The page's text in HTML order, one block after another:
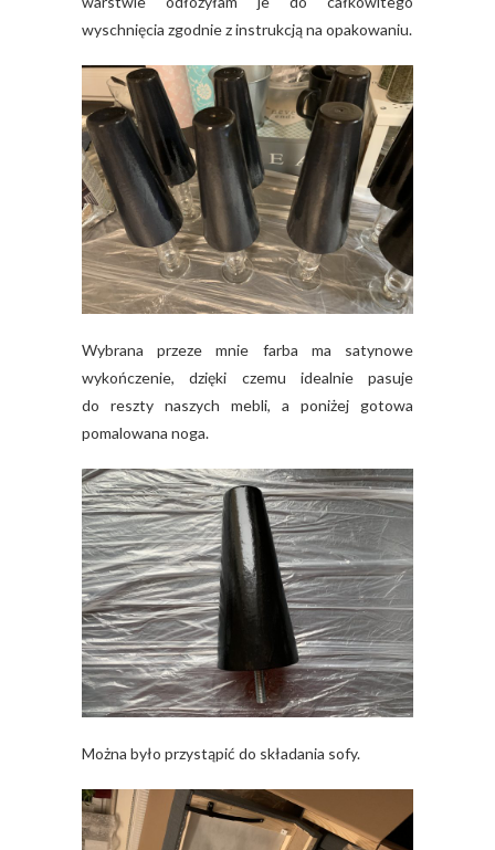
wyschnięcia zgodnie z instrukcją na opakowaniu.
Wybrana przeze mnie farba ma satynowe
wykończenie, dzięki czemu idealnie pasuje
do reszty naszych mebli, a poniżej gotowa
pomalowana noga.
Można było przystąpić do składania sofy.